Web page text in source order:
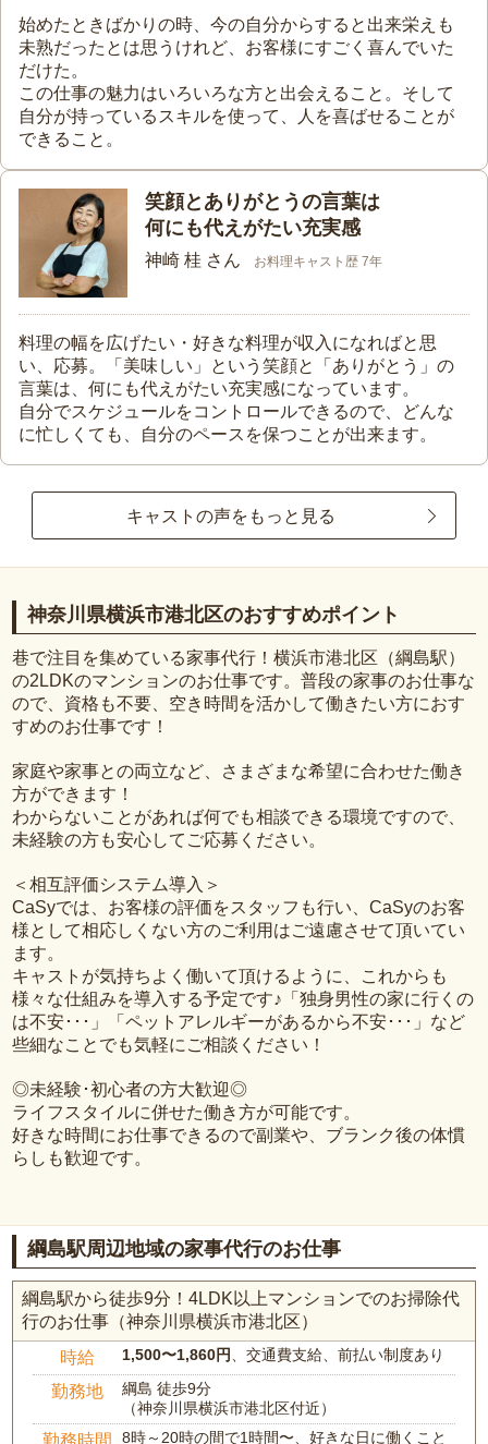
始めたときばかりの時、今の自分からすると出来栄えも
未熟だったとは思うけれど、お客様にすごく喜んでいた
だけた。
この仕事の魅力はいろいろな方と出会えること。そして
自分が持っているスキルを使って、人を喜ばせることが
できること。
笑顔とありがとうの言葉は
何にも代えがたい充実感
神崎 桂 さん お料理キャスト歴 7年
料理の幅を広げたい・好きな料理が収入になればと思
い、応募。「美味しい」という笑顔と「ありがとう」の
言葉は、何にも代えがたい充実感になっています。
自分でスケジュールをコントロールできるので、どんな
に忙しくても、自分のペースを保つことが出来ます。
キャストの声をもっと見る
神奈川県横浜市港北区のおすすめポイント
巷で注目を集めている家事代行！横浜市港北区（綱島駅）
の2LDKのマンションのお仕事です。普段の家事のお仕事な
ので、資格も不要、空き時間を活かして働きたい方におす
すめのお仕事です！
家庭や家事との両立など、さまざまな希望に合わせた働き
方ができます！
わからないことがあれば何でも相談できる環境ですので、
未経験の方も安心してご応募ください。
＜相互評価システム導入＞
CaSyでは、お客様の評価をスタッフも行い、CaSyのお客
様として相応しくない方のご利用はご遠慮させて頂いてい
ます。
キャストが気持ちよく働いて頂けるように、これからも
様々な仕組みを導入する予定です♪「独身男性の家に行くの
は不安･･･」「ペットアレルギーがあるから不安･･･」など
些細なことでも気軽にご相談ください！
◎未経験･初心者の方大歓迎◎
ライフスタイルに併せた働き方が可能です。
好きな時間にお仕事できるので副業や、ブランク後の体慣
らしも歓迎です。
綱島駅周辺地域の家事代行のお仕事
綱島駅から徒歩9分！4LDK以上マンションでのお掃除代
行のお仕事（神奈川県横浜市港北区）
時給 1,500〜1,860円、交通費支給、前払い制度あり
勤務地
綱島 徒歩9分
（神奈川県横浜市港北区付近）
8時～20時の間で1時間〜、好きな日に働くこと